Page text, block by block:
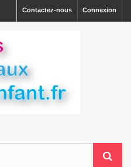
Connexion
Contactez-nous